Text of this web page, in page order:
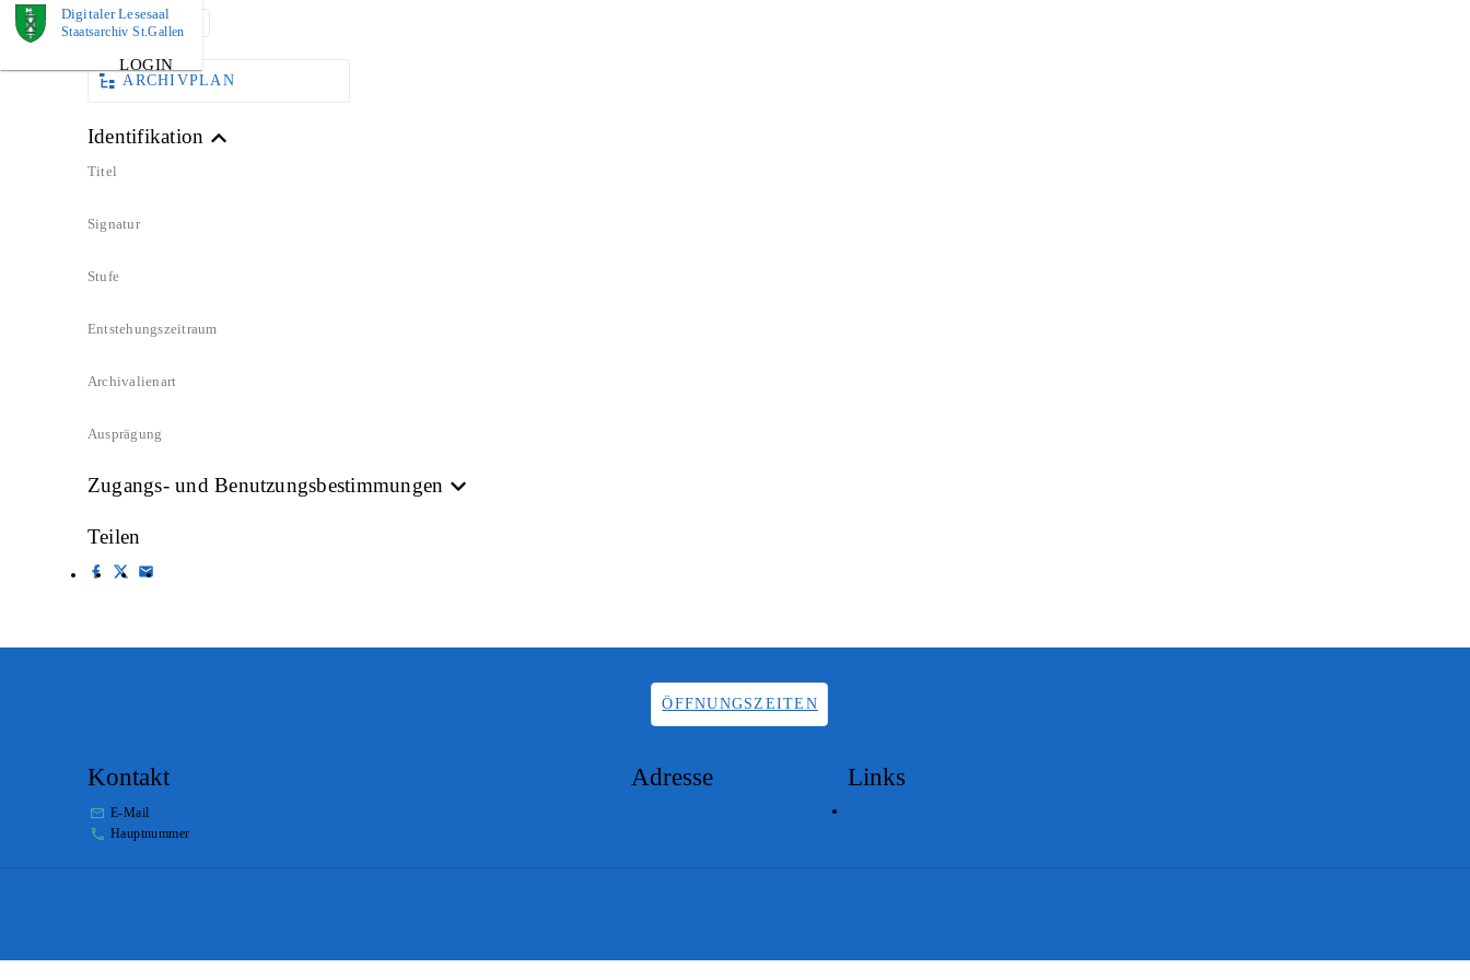
Digitaler Lesesaal
Staatsarchiv St.Gallen
LOGIN
DOKUMENT
ARCHIVPLAN
Identifikation
Titel
Signatur
Stufe
Entstehungszeitraum
Archivalienart
Ausprägung
Zugangs- und Benutzungsbestimmungen
Teilen
ÖFFNUNGSZEITEN
Kontakt
E-Mail
Hauptnummer
Adresse Links